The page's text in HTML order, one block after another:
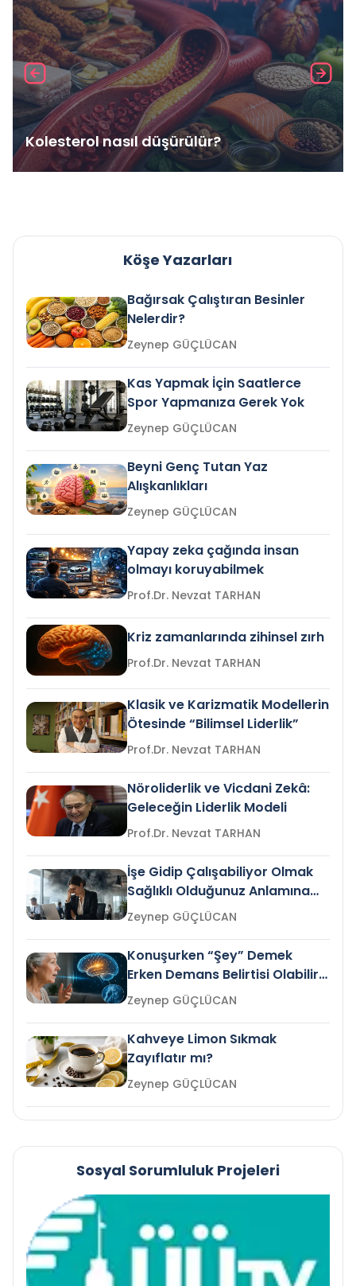
Kolesterol nasıl düşürülür?
Köşe Yazarları
Bağırsak Çalıştıran Besinler
Nelerdir?
Zeynep GÜÇLÜCAN
Kas Yapmak İçin Saatlerce
Spor Yapmanıza Gerek Yok
Zeynep GÜÇLÜCAN
Beyni Genç Tutan Yaz
Alışkanlıkları
Zeynep GÜÇLÜCAN
Yapay zeka çağında insan
olmayı koruyabilmek
Prof.Dr. Nevzat TARHAN
Kriz zamanlarında zihinsel zırh
Prof.Dr. Nevzat TARHAN
Klasik ve Karizmatik Modellerin
Ötesinde “Bilimsel Liderlik”
Prof.Dr. Nevzat TARHAN
Nöroliderlik ve Vicdani Zekâ:
Geleceğin Liderlik Modeli
Prof.Dr. Nevzat TARHAN
İşe Gidip Çalışabiliyor Olmak
Sağlıklı Olduğunuz Anlamına
Gelir mi?Zeynep GÜÇLÜCAN
Konuşurken “Şey” Demek
Erken Demans Belirtisi Olabilir
mi?
Zeynep GÜÇLÜCAN
Kahveye Limon Sıkmak
Zayıflatır mı?
Zeynep GÜÇLÜCAN
Sosyal Sorumluluk Projeleri